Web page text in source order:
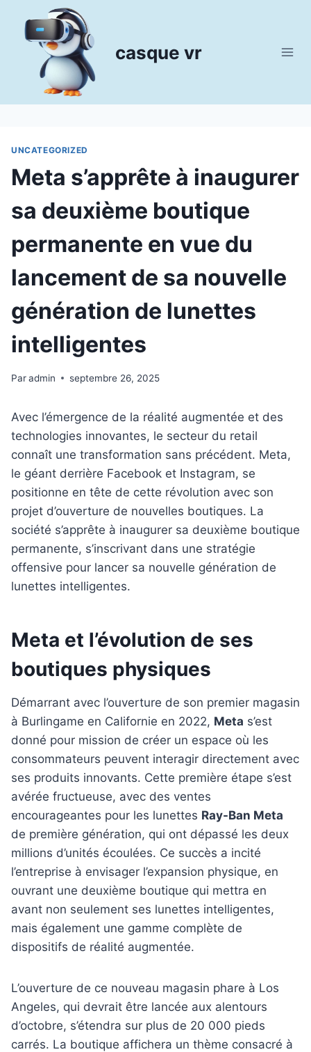
contenu
casque vr
UNCATEGORIZED
Meta s’apprête à inaugurer
sa deuxième boutique
permanente en vue du
lancement de sa nouvelle
génération de lunettes
intelligentes
Paradmin septembre 26, 2025
Avec l’émergence de la réalité augmentée et des
technologies innovantes, le secteur du retail
connaît une transformation sans précédent. Meta,
le géant derrière Facebook et Instagram, se
positionne en tête de cette révolution avec son
projet d’ouverture de nouvelles boutiques. La
société s’apprête à inaugurer sa deuxième boutique
permanente, s’inscrivant dans une stratégie
offensive pour lancer sa nouvelle génération de
lunettes intelligentes.
Meta et l’évolution de ses
boutiques physiques
Démarrant avec l’ouverture de son premier magasin
à Burlingame en Californie en 2022, Meta s’est
donné pour mission de créer un espace où les
consommateurs peuvent interagir directement avec
ses produits innovants. Cette première étape s’est
avérée fructueuse, avec des ventes
encourageantes pour les lunettes Ray-Ban Meta
de première génération, qui ont dépassé les deux
millions d’unités écoulées. Ce succès a incité
l’entreprise à envisager l’expansion physique, en
ouvrant une deuxième boutique qui mettra en
avant non seulement ses lunettes intelligentes,
mais également une gamme complète de
dispositifs de réalité augmentée.
L’ouverture de ce nouveau magasin phare à Los
Angeles, qui devrait être lancée aux alentours
d’octobre, s’étendra sur plus de 20 000 pieds
carrés. La boutique affichera un thème consacré à